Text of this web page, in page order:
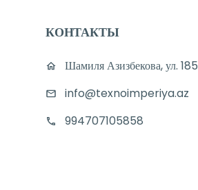
КОНТАКТЫ
Шамиля Азизбекова, ул. 185
info@texnoimperiya.az
994707105858